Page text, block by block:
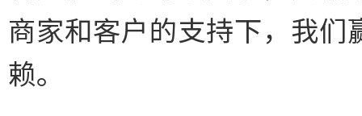
商家和客户的支持下，我
赖。